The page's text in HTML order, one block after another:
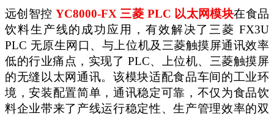
远创智控 YC8000-FX 三菱 PLC 以太网模块在食品
饮料生产线的成功应用，有效解决了三菱 FX3U
PLC 无原生网口、与上位机及三菱触摸屏通讯效率
低的行业痛点，实现了 PLC、上位机、三菱触摸屏
的无缝以太网通讯。该模块适配食品车间的工业环
境，安装配置简单，通讯稳定可靠，不仅为食品饮
料企业带来了产线运行稳定性、生产管理效率的双